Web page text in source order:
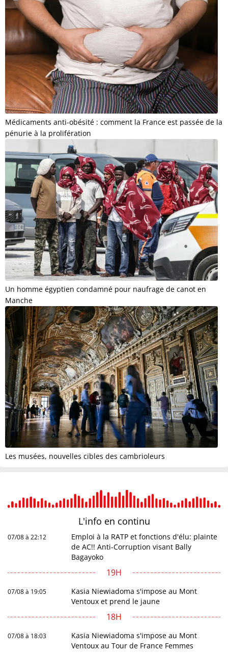
Médicaments anti-obésité : comment la France est passée de la
pénurie à la prolifération
Un homme égyptien condamné pour naufrage de canot en
Manche
Les musées, nouvelles cibles des cambrioleurs
L'info en continu
07/08 à 22:12
Emploi à la RATP et fonctions d'élu: plainte
de AC!! Anti-Corruption visant Bally
Bagayoko
19H
07/08 à 19:05
Kasia Niewiadoma s'impose au Mont
Ventoux et prend le jaune
18H
07/08 à 18:03
Kasia Niewiadoma s'impose au Mont
Ventoux au Tour de France Femmes